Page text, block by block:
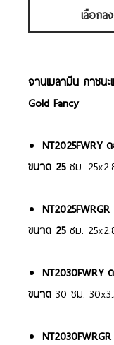
เลือกล
จานเมลามีน ภาชนะ
Gold Fancy
NT2025FWRY
ขนาด 25ซม.
ขนาด 25ซม.
NT2030FWRY
ขนาด 30 ซม.